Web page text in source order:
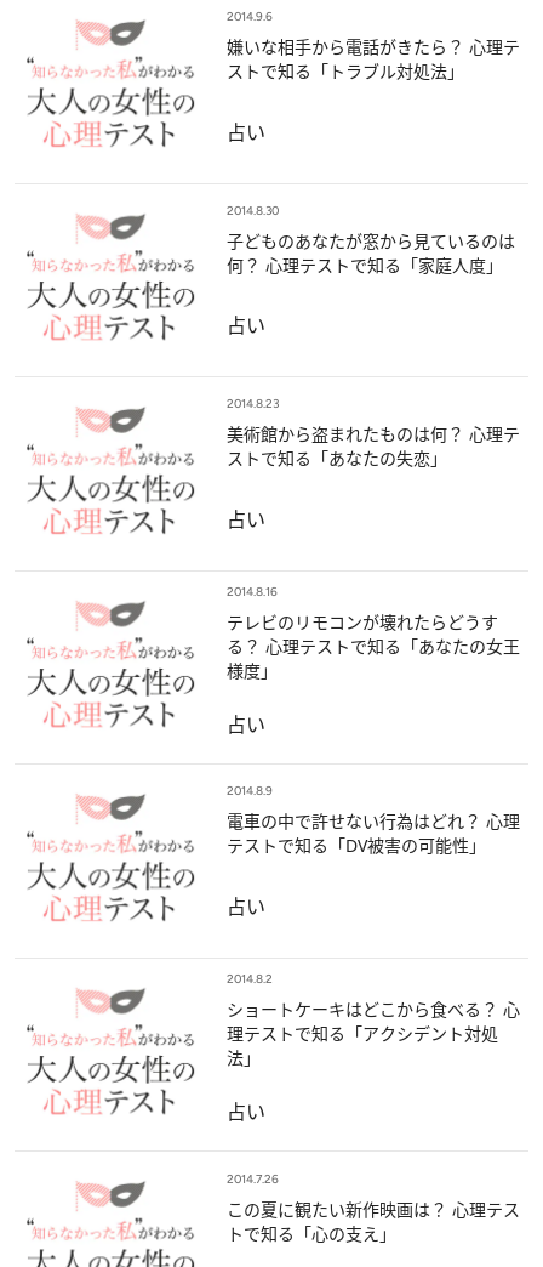
2014.9.6
嫌いな相手から電話がきたら？ 心理テ
ストで知る「トラブル対処法」
占い
2014.8.30
子どものあなたが窓から見ているのは
何？ 心理テストで知る「家庭人度」
占い
2014.8.23
美術館から盗まれたものは何？ 心理テ
ストで知る「あなたの失恋」
占い
2014.8.16
テレビのリモコンが壊れたらどうす
る？ 心理テストで知る「あなたの女王
様度」
占い
2014.8.9
電車の中で許せない行為はどれ？ 心理
テストで知る「DV被害の可能性」
占い
2014.8.2
ショートケーキはどこから食べる？ 心
理テストで知る「アクシデント対処
法」
占い
2014.7.26
この夏に観たい新作映画は？ 心理テス
トで知る「心の支え」